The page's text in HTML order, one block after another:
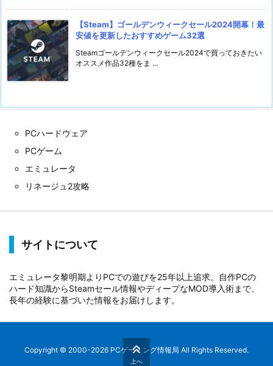
【Steam】ゴールデンウィークセール2024開幕！最
安値を更新したおすすめゲーム32選
Steamゴールデンウィークセール2024で買っておきたい
オススメ作品32種をま ...
PCハードウェア
PCゲーム
エミュレータ
リネージュ2攻略
サイトについて
エミュレータ黎明期よりPCでの遊びを25年以上追求。自作PCの
ハード知識からSteamセール情報やディープなMOD導入術まで、
長年の経験に基づいた情報をお届けします。
Copyright © 2000-2026 PCゲーミング情報局 All Rights Reserved.
上へ